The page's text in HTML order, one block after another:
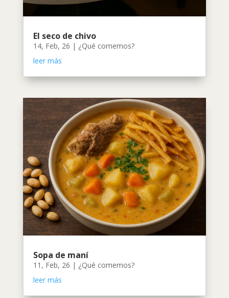
El seco de chivo
14, Feb, 26 | ¿Qué comemos?
leer más
Sopa de maní
11, Feb, 26 | ¿Qué comemos?
leer más